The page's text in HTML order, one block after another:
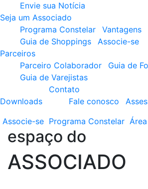
Envie sua Notícia
Seja um Associado
Programa Constelar
Vantagens
Guia de Shoppings
Associe-se
Parceiros
Parceiro Colaborador
Guia de
Guia de Varejistas
Downloads
Contato
Fale conosco
Associe-se Programa Constelar Área
espaço do
ASSOCIADO